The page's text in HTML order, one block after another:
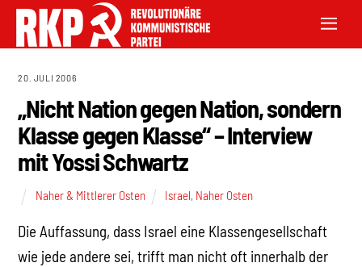
20. JULI 2006
„Nicht Nation gegen Nation, sondern
Klasse gegen Klasse“ – Interview
mit Yossi Schwartz
Naher & Mittlerer Osten Israel, Naher Osten
Die Auffassung, dass Israel eine Klassengesellschaft
wie jede andere sei, trifft man nicht oft innerhalb der